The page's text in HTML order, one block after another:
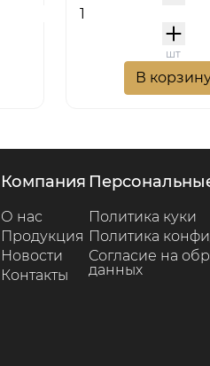
шт
В
компания
О нас
Продукция
Новости
Контакты
Политика куки
Политика
Согласие на
данных